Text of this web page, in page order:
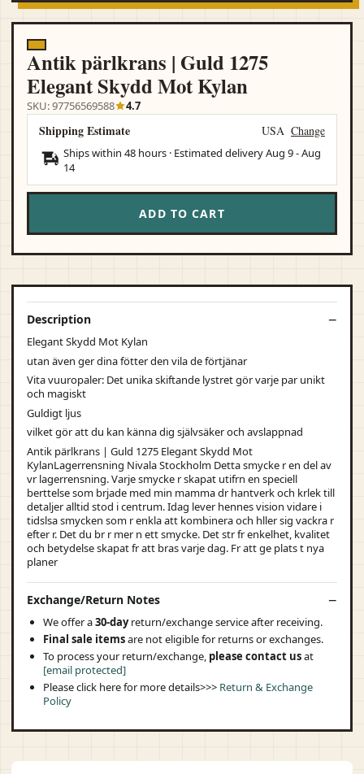
Antik pärlkrans | Guld 1275
Elegant Skydd Mot Kylan
SKU: 97756569588 4.7
Shipping Estimate USA Change
Ships within 48 hours · Estimated deliveryAug 9-Aug
14
ADD TO CART
Description
Elegant Skydd Mot Kylan
utan även ger dina fötter den vila de förtjänar
Vita vuuropaler: Det unika skiftande lystret gör varje par unikt
och magiskt
Guldigt ljus
vilket gör att du kan känna dig självsäker och avslappnad
Antik pärlkrans | Guld 1275 Elegant Skydd Mot
KylanLagerrensning Nivala Stockholm Detta smycke r en del av
vr lagerrensning. Varje smycke r skapat utifrn en speciell
berttelse som brjade med min mamma dr hantverk och krlek till
detaljer alltid stod i centrum. Idag lever hennes vision vidare i
tidslsa smycken som r enkla att kombinera och hller sig vackra r
efter r. Det du br r mer n ett smycke. Det str fr enkelhet, kvalitet
och betydelse skapat fr att bras varje dag. Fr att ge plats t nya
planer
Exchange/Return Notes
We offer a30-dayreturn/exchange service after receiving.
Final sale itemsare not eligible for returns or exchanges.
To process your return/exchange, please contact usat
[email protected]
Please click here for more details>>> Return & Exchange
Policy